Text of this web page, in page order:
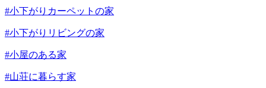
#小下がりカーペットの家
#小下がりリビングの家
#小屋のある家
#山荘に暮らす家